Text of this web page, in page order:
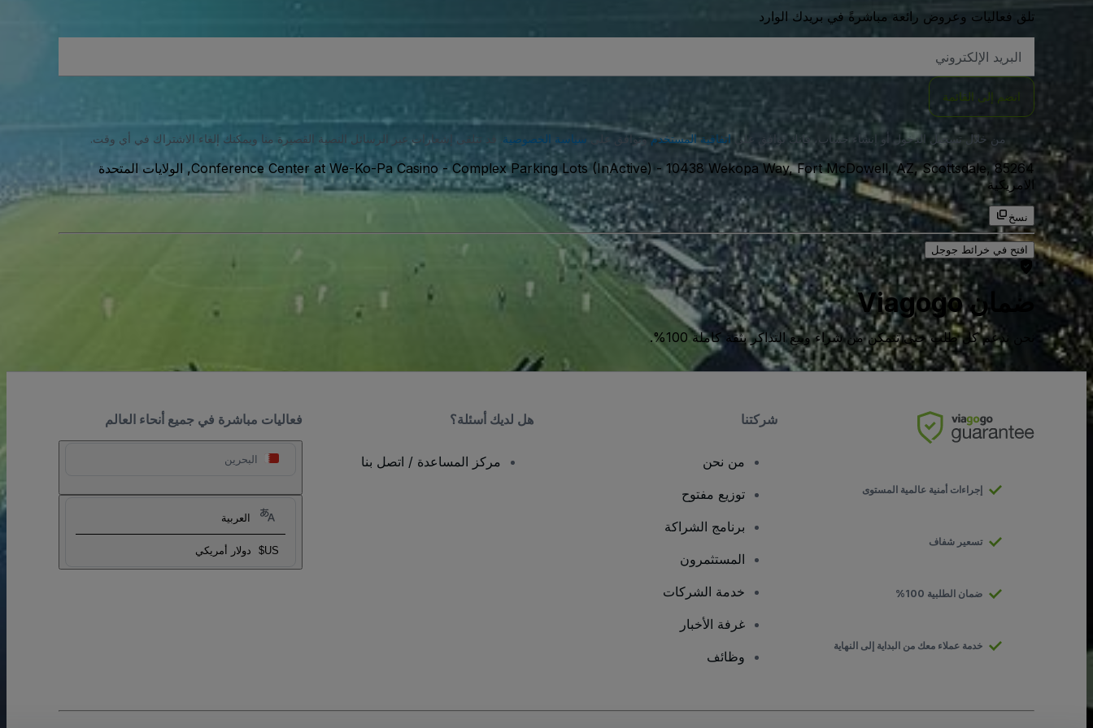
تلق فعاليات وعروض رائعة مباشرةً في بريدك الوارد
الاكتروني
انضم إلى القائمة
من خلال تسجيل الدخول أو إنشاء حساب، فإنك توافق علىاتفاقية المستخدموتوافق على سياسة الخصوصية . قد تتلقى إشعارات عبر الرسائل النصية القصيرة منا ويمكنك إلغاء الاشتراك في أي وقت.
Conference Center at We-Ko-Pa Casino - Complex Parking Lots (InActive) -
10438 Wekopa Way, Fort McDowell, AZ, Scottsdale, 85264, الولايات المتحدة
الامريكية
نسخ
افتح في خرائط جوجل
ضمان Viagogo
نحن ندعم كل طلب حتى تتمكن من شراء وبيع التذاكر بثقة كاملة 100%.
فعاليات مباشرة في جميع أنحاء العالم
البحرين
العربية
US$ دولار أمريكي
إجراءات أمنية عالمية المستوى
تسعير شفاف
ضمان الطلبية 100%
خدمة عملاء معك من البداية إلى النهاية
شركتنا
من نحن
توزيع مفتوح
برنامج الشراكة
المستثمرون
خدمة الشركات
غرفة الأخبار
وظائف
هل لديك أسئلة؟
مركز المساعدة / اتصل بنا